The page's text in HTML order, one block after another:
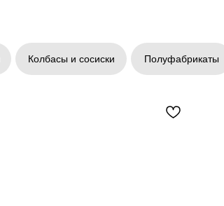
Колбасы и сосиски Полуфабрикаты